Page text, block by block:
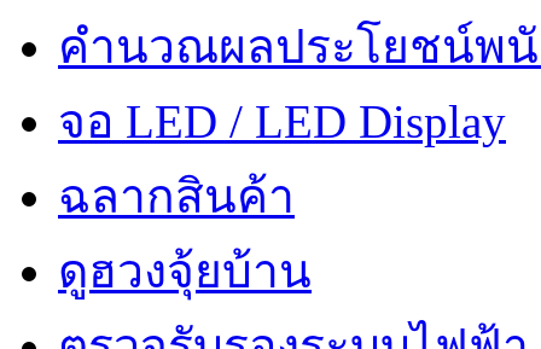
คำนวณผลประโยชน์พ
จอ LED / LED Display
ฉลากสินค้า
ดูฮวงจุ้ยบ้าน